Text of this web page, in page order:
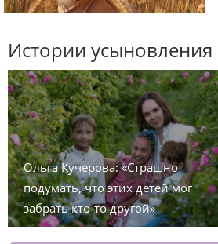
Истории усыновления
Ольга Кучерова: «Страшно
подумать, что этих детей мог
забрать кто-то другой»